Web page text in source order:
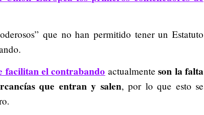
que no han permitido tener un Estatuto
facilitan el contrabando actualmenteson la falta
que entran y salen, por lo que esto se